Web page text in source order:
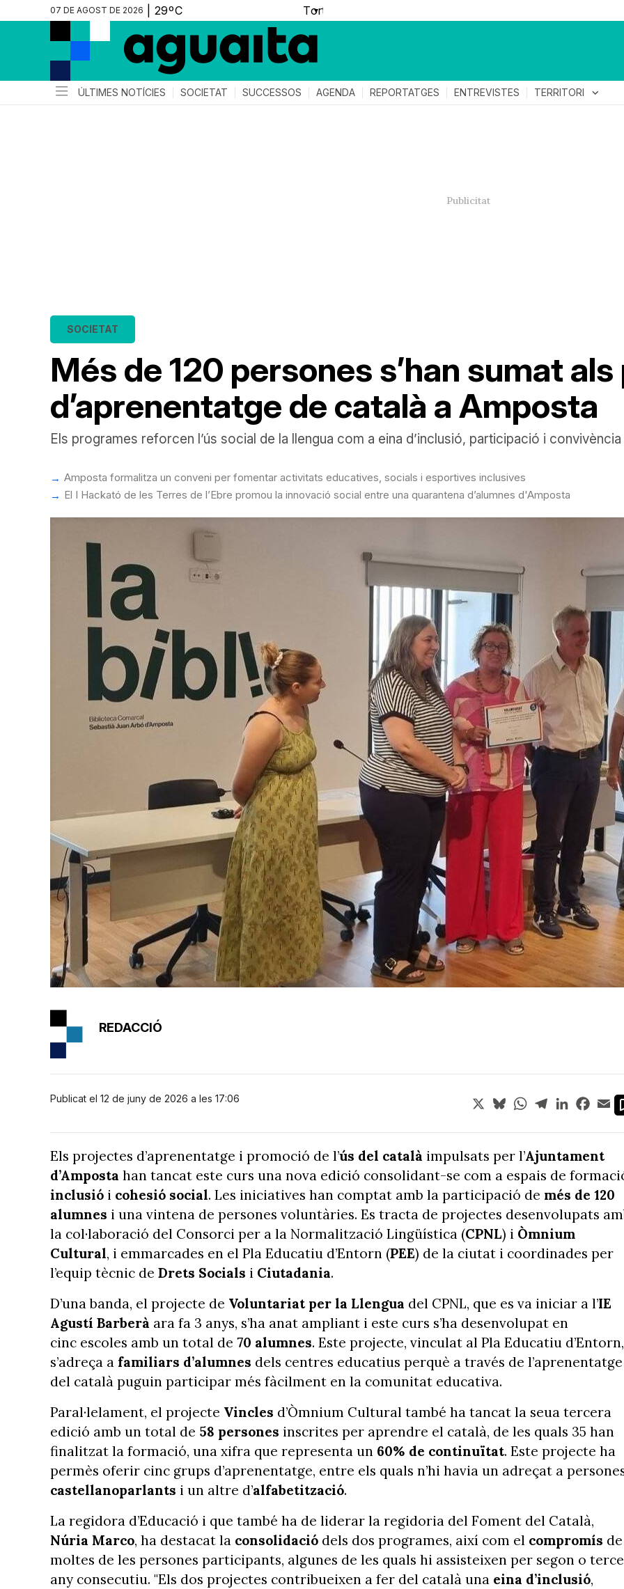
07 DE AGOST DE 2026 ▼
ÚLTIMES NOTÍCIES SOCIETAT SUCCESSOS AGENDA REPORTATGES ENTREVISTES TERRITORI expand_more
Més de 120 persones s’han sumat
d’aprenentatge de català a Amposta
SOCIETAT
Els programes reforcen l’ús social de la llengua com a eina d’inclusió, participació i convivència
Amposta formalitza un conveni per fomentar activitats educatives, socials i esportives inclusives
El I Hackató de les Terres de l’Ebre promou la innovació social entre una quarantena d’alumnes d'Amposta
REDACCIÓ
Publicat el 12 de juny de 2026 a les 17:06 X BlueskyWhatsApp
TelegramLinkedIn
Els projectes d’aprenentatge i promoció de l’ús del català impulsats per l’Ajuntament
d’Amposta han tancat este curs una nova edició consolidant-se com a espais de
inclusió i cohesió social. Les iniciatives han comptat amb la participació de més de 120
alumnes i una vintena de persones voluntàries. Es tracta de projectes desenvolupats
la col·laboració del Consorci per a la Normalització Lingüística (CPNL) i Òmnium
Cultural, i emmarcades en el Pla Educatiu d’Entorn (PEE) de la ciutat i coordinades per
l’equip tècnic de Drets Socials i Ciutadania.
D’una banda, el projecte de Voluntariat per la Llengua del CPNL, que es va iniciar a l’IE
Agustí Barberà ara fa 3 anys, s’ha anat ampliant i este curs s’ha desenvolupat en
cinc escoles amb un total de 70 alumnes. Este projecte, vinculat al Pla Educatiu d’Entorn,
s’adreça a familiars d’alumnes dels centres educatius perquè a través de l’aprenentatge
del català puguin participar més fàcilment en la comunitat educativa.
Paral·lelament, el projecte Vincles d’Òmnium Cultural també ha tancat la seua tercera
edició amb un total de 58 persones inscrites per aprendre el català, de les quals 35 han
finalitzat la formació, una xifra que representa un 60% de continuïtat. Este projecte ha
permès oferir cinc grups d’aprenentatge, entre els quals n’hi havia un adreçat a
castellanoparlants i un altre d’alfabetització.
La regidora d’Educació i que també ha de liderar la regidoria del Foment del Català,
Núria Marco, ha destacat la consolidació dels dos programes, així com el compromís de
moltes de les persones participants, algunes de les quals hi assisteixen per segon o
any consecutiu. "Els dos projectes contribueixen a fer del català una eina d’inclusió,